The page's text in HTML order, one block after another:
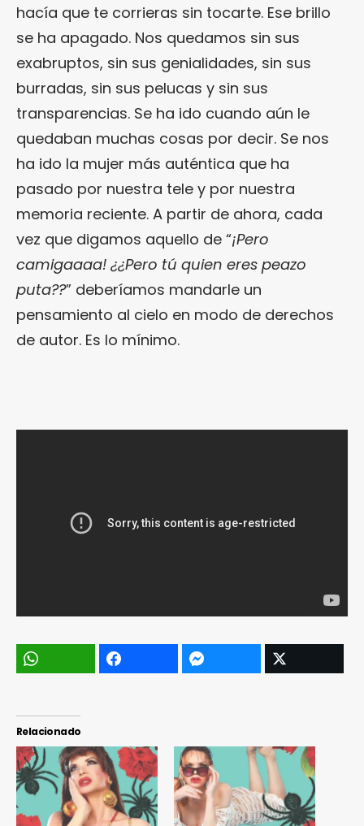
hacía que te corrieras sin tocarte. Ese brillo
se ha apagado. Nos quedamos sin sus
exabruptos, sin sus genialidades, sin sus
burradas, sin sus pelucas y sin sus
transparencias. Se ha ido cuando aún le
quedaban muchas cosas por decir. Se nos
ha ido la mujer más auténtica que ha
pasado por nuestra tele y por nuestra
memoria reciente. A partir de ahora, cada
vez que digamos aquello de “¡Pero
camigaaaa! ¿¿Pero tú quien eres peazo
puta??” deberíamos mandarle un
pensamiento al cielo en modo de derechos
de autor. Es lo mínimo.
Relacionado